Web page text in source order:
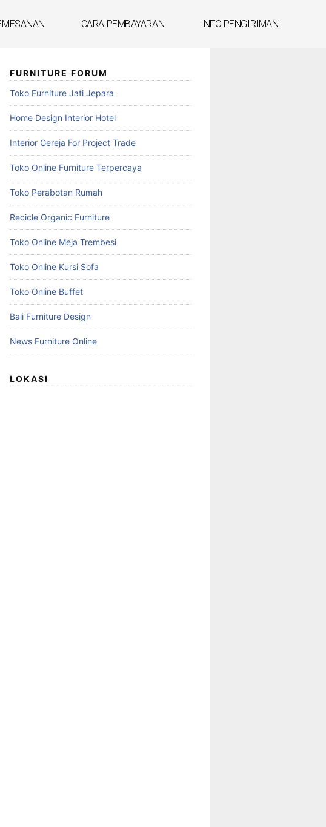
CARA PEMBAYARAN INFO PENGIRIMAN
FURNITURE FORUM
Toko Furniture Jati Jepara
Home Design Interior Hotel
Interior Gereja For Project Trade
Toko Online Furniture Terpercaya
Toko Perabotan Rumah
Recicle Organic Furniture
Toko Online Meja Trembesi
Toko Online Kursi Sofa
Toko Online Buffet
Bali Furniture Design
News Furniture Online
LOKASI